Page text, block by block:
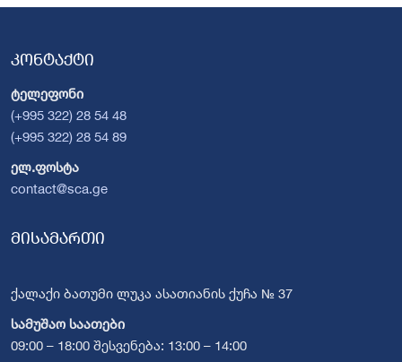
კონტაქტი
ტელეფონი
(+995 322) 28 54 48
(+995 322) 28 54 89
ელ.ფოსტა
contact@sca.ge
მისამართი
ქალაქი ბათუმი ლუკა ასათიანის ქუჩა № 37
სამუშაო საათები
09:00 – 18:00 შესვენება: 13:00 – 14:00